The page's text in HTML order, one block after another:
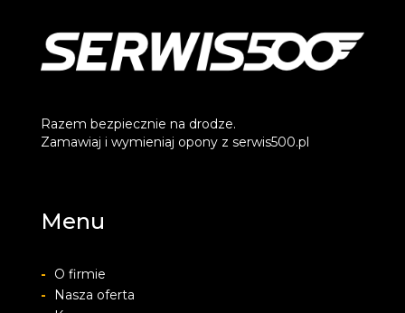
Razem bezpiecznie na drodze.
Zamawiaj i wymieniaj opony z serwis500.pl
Menu
-
O firmie
-
Nasza oferta